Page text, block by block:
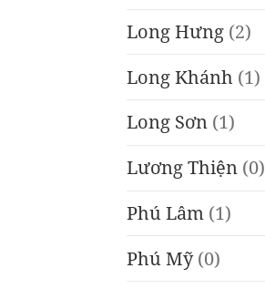
Long Hưng (2)
Long Khánh (1)
Long Sơn (1)
Lương Thiện (0)
Phú Lâm (1)
Phú Mỹ(0)